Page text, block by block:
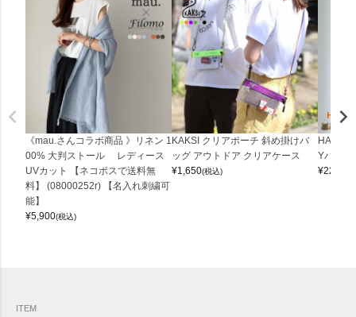
《mau.さんコラボ商品 》リネン 1
00% 大判ストール レディース
UVカット 【ネコポスで送料無
料】 (08000252r) 【名入れ刺繍可
能】
¥5,900(税込)
KAKSI クリアポーチ 斜め掛けバ
ッグ アウトドア クリアケース
¥1,650(税込)
Yバッグ
¥22,000
ITEM